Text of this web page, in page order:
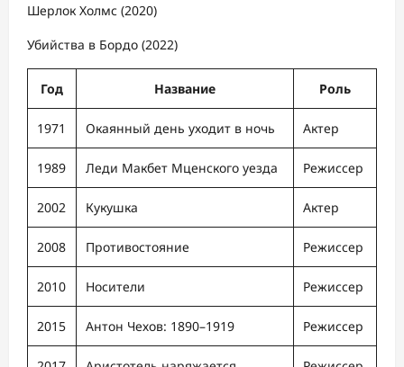
Шерлок Холмс (2020)
Убийства в Бордо (2022)
Год Название Роль
1971 Окаянный день уходит в ночь Актер
1989 Леди Макбет Мценского уезда Режиссер
2002 Кукушка Актер
2008 Противостояние Режиссер
2010 Носители Режиссер
2015 Антон Чехов: 1890–1919 Режиссер